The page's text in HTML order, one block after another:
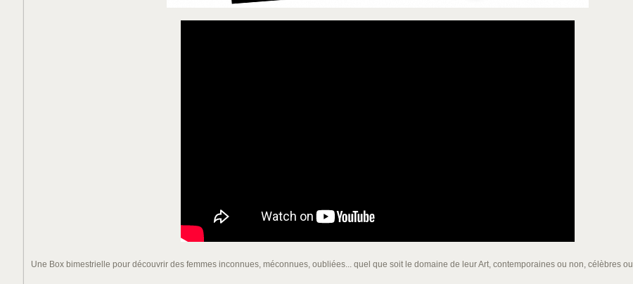
Une Box bimestrielle pour découvrir des femmes inconnues, méconnues, oubliées... quel que soit le domaine de leur Art, contemporaines ou non, célèbres